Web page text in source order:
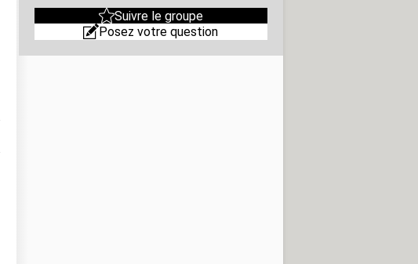
Suivre le groupe
Posez votre question